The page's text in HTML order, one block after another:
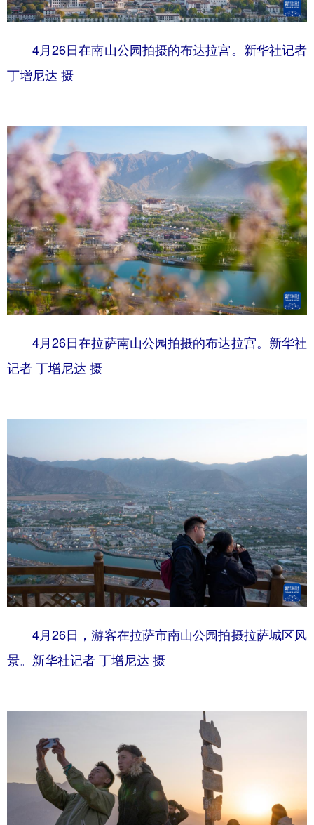
4月26日在南山公园拍摄的布达拉宫。新华社记者
丁增尼达 摄
4月26日在拉萨南山公园拍摄的布达拉宫。新华社
记者 丁增尼达 摄
4月26日，游客在拉萨市南山公园拍摄拉萨城区风
景。新华社记者 丁增尼达 摄